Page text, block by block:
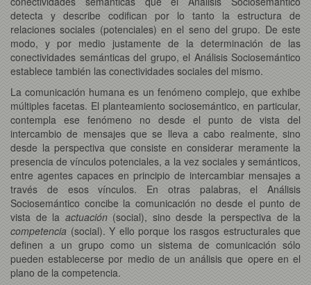
detecta y describe codifican por lo tanto la estructura de
relaciones sociales (potenciales) en el seno del grupo. De este
modo, y por medio justamente de la determinación de las
conectividades semánticas del grupo, el Análisis Sociosemántico
establece también las conectividades sociales del mismo.
La comunicación humana es un fenómeno complejo, que exhibe
múltiples facetas. El planteamiento sociosemántico, en particular,
contempla ese fenómeno no desde el punto de vista del
intercambio de mensajes que se lleva a cabo realmente, sino
desde la perspectiva que consiste en considerar meramente la
presencia de vínculos potenciales, a la vez sociales y semánticos,
entre agentes capaces en principio de intercambiar mensajes a
través de esos vínculos. En otras palabras, el Análisis
Sociosemántico concibe la comunicación no desde el punto de
vista de la actuación(social), sino desde la perspectiva de la
competencia (social). Y ello porque los rasgos estructurales que
definen a un grupo como un sistema de comunicación sólo
pueden establecerse por medio de un análisis que opere en el
plano de la competencia.